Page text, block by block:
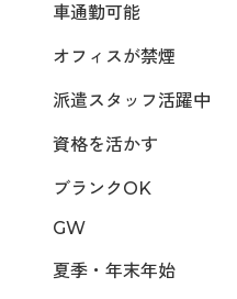
車通勤可能
オフィスが禁煙
派遣スタッフ活躍中
資格を活かす
ブランクOK
GW
夏季・年末年始